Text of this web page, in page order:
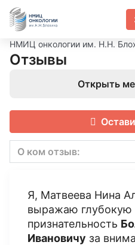
НМИЦ онкологии им. Н.Н.
Отзывы
Открыть
О ком отзыв:
Я, Матвеева Нина
выражаю глубокую
признательность
Ивановичу за